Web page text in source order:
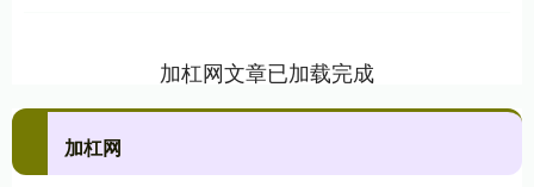
加杠网文章已加载完成
加杠网